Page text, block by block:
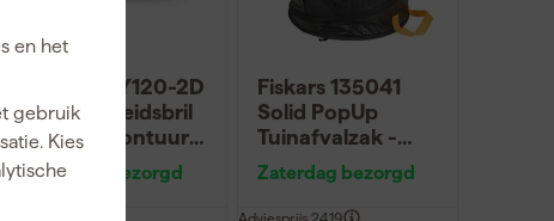
en het
gebruik
Kies
Stanley SY120-2D
EU Veiligheidsbril
zonder montuur -
Getint Glas
Zaterdag bezorgd
Fiskars 135041
Solid PopUp
Tuinafvalzak -
56L
Zaterdag bezorgd